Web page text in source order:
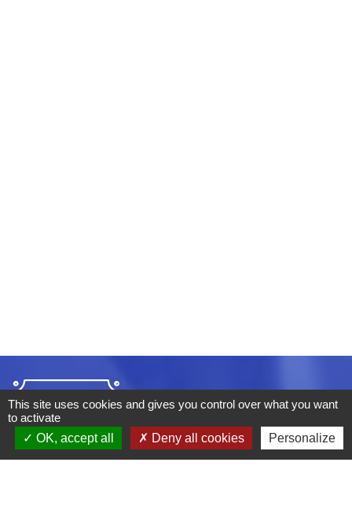
This site uses cookies and gives you control over what you want
to activate
OK, accept all
Deny all cookies Personalize